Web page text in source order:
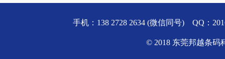
手机：138 2728 2634 (微信同号) QQ：
© 2018 东莞邦越条码